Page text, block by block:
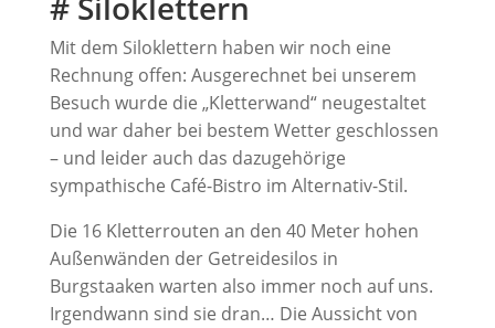
Mit dem Siloklettern haben wir noch eine
Rechnung offen: Ausgerechnet bei unserem
Besuch wurde die „Kletterwand“ neugestaltet
und war daher bei bestem Wetter geschlossen
– und leider auch das dazugehörige
sympathische Café-Bistro im Alternativ-Stil.
Die 16 Kletterrouten an den 40 Meter hohen
Außenwänden der Getreidesilos in
Burgstaaken warten also immer noch auf uns.
Irgendwann sind sie dran… Die Aussicht von